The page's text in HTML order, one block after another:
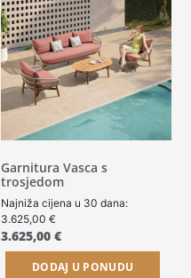
Garnitura Vasca s
trosjedom
Najniža cijena u 30 dana:
3.625,00 €
3.625,00 €
DODAJ U PONUDU